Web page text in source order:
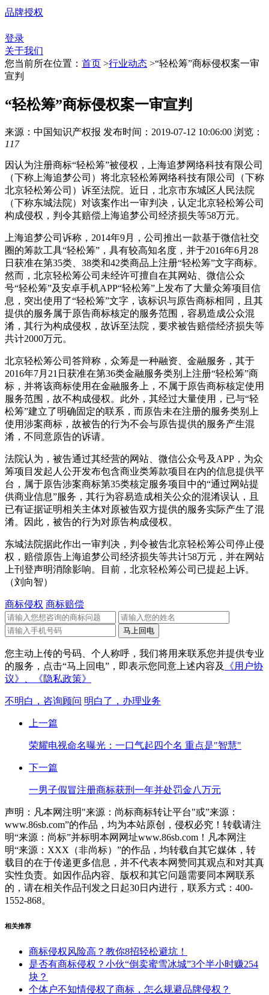
品牌授权
登录
关于我们
您当前所在位置： 首页 >行业动态 >“轻松筹”商标侵权案一审
宣判
“轻松筹”商标侵权案一审宣判
来源：中国知识产权报 发布时间：2019-07-12 10:06:00 浏览：
117
因认为注册商标“轻松筹”被侵权，上海追梦网络科技有限公司
（下称上海追梦公司）将北京轻松筹网络科技有限公司（下称
北京轻松筹公司）诉至法院。近日，北京市东城区人民法院
（下称东城法院）对该案作出一审判决，认定北京轻松筹公司
构成侵权，判令其赔偿上海追梦公司经济损失等58万元。
上海追梦公司诉称，2014年9月，公司推出一款基于微信社交
圈的筹款工具“轻松筹”，具有较高知名度，并于2016年6月28
日获准在第35类、38类和42类商品上注册“轻松筹”文字商标。
然而，北京轻松筹公司未经许可擅自在其网站、微信公众
号“轻松筹”及安卓手机APP“轻松筹”上发布了大量众筹项目信
息，突出使用了“轻松筹”文字，该标识与原告商标相同，且其
提供的服务属于原告商标核定的服务范围，容易造成公众混
淆，其行为构成侵权，故诉至法院，要求被告赔偿经济损失等
共计2000万元。
北京轻松筹公司答辩称，众筹是一种融资、金融服务，其于
2016年7月21日获准在第36类金融服务类别上注册“轻松筹”商
标，并将该商标使用在金融服务上，不属于原告商标核定使用
服务范围，故不构成侵权。此外，其经过大量使用，已与“轻
松筹”建立了明确固定的联系，而原告未在注册的服务类别上
使用涉案商标，故被告的行为不会与原告提供的服务产生混
淆，不同意原告的诉请。
法院认为，被告通过其经营的网站、微信公众号及APP，为众
筹项目发起人公开发布包含商业类筹款项目在内的信息提供平
台，属于原告涉案商标第35类核定服务项目中的“通过网站提
供商业信息”服务，其行为容易造成相关公众的混淆误认，且
已有证据证明相关主体对原被告双方提供的服务实际产生了混
淆。因此，被告的行为对原告构成侵权。
东城法院据此作出一审判决，判令被告北京轻松筹公司停止侵
权，赔偿原告上海追梦公司经济损失等共计58万元，并在网站
上刊登声明消除影响。目前，北京轻松筹公司已提起上诉。
（刘向智）
商标侵权 商标赔偿
您主动上传的号码、个人称呼，我们将用来联系您并提供专业
的服务，点击“马上回电”，即表示您同意上述内容及
《用户协
议》、
《隐私政策》
不明白，咨询顾问 明白了，办理业务
上一篇
荣耀电视命名曝光：一口气起四个名 重点是"智慧"
下一篇
一男子假冒注册商标获刑一年并处罚金八万元
声明：凡本网注明"来源：尚标商标转让平台"或”来源：
www.86sb.com”的作品，均为本站原创，侵权必究！转载请注
明“来源：尚标”并标明本网网址www.86sb.com！凡本网注
明“来源：XXX（非尚标）”的作品，均转载自其它媒体，转
载目的在于传递更多信息，并不代表本网赞同其观点和对其真
实性负责。如因作品内容、版权和其它问题需要同本网联系
的，请在相关作品刊发之日起30日内进行，联系方式：400-
1552-868。
相关推荐
商标侵权风险高？教你8招轻松避坑！
是否有商标侵权？小伙“倒卖蜜雪冰城”3个半小时赚254
块？
个体户不知情侵权了商标，怎么规避品牌侵权？